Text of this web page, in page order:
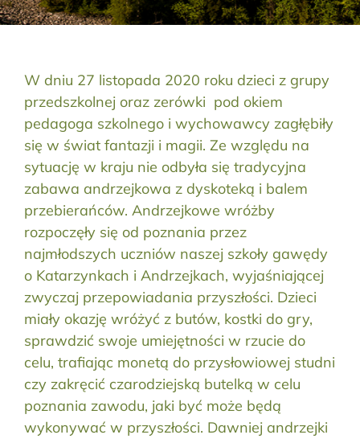
Aktualności
RODO
Szukaj:
W dniu 27 listopada 2020 roku dzieci z grupy
przedszkolnej oraz zerówki pod okiem
pedagoga szkolnego i wychowawcy zagłębiły
się w świat fantazji i magii. Ze względu na
sytuację w kraju nie odbyła się tradycyjna
zabawa andrzejkowa z dyskoteką i balem
przebierańców. Andrzejkowe wróżby
rozpoczęły się od poznania przez
najmłodszych uczniów naszej szkoły gawędy
o Katarzynkach i Andrzejkach, wyjaśniającej
zwyczaj przepowiadania przyszłości. Dzieci
miały okazję wróżyć z butów, kostki do gry,
sprawdzić swoje umiejętności w rzucie do
celu, trafiając monetą do przysłowiowej studni
czy zakręcić czarodziejską butelką w celu
poznania zawodu, jaki być może będą
wykonywać w przyszłości. Dawniej andrzejki